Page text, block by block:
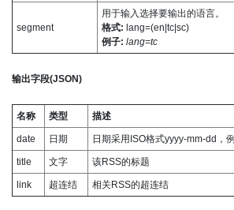
segment
用于输入选择要输出的语言。
格式: lang=(en|tc|sc)
例子: lang=tc
输出字段(JSON)
名称 类型 描述
date 日期 日期采用ISO格式yyyy-mm-dd，
title 文字 该RSS的标题
link 超连结 相关RSS的超连结